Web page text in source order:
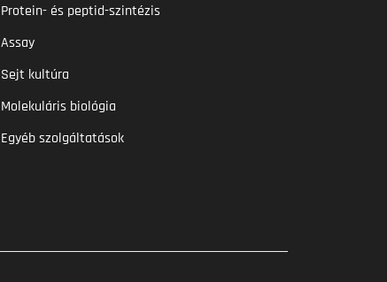
Protein- és peptid-szintézis
Assay
Sejt kultúra
Molekuláris biológia
Egyéb szolgáltatások